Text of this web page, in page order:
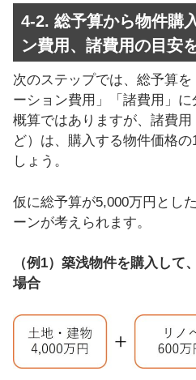
4-2. 総予算から物件購
ン費用、諸費用の目安
次のステップでは、総予算
ーション費用」「諸費用」
概算ではありますが、諸費
ど）は、購入する物件価格
しょう。
仮に総予算が5,000万円とし
ーンが考えられます。
（例1）築浅物件を購入して
場合